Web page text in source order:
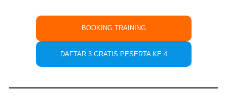
BOOKING TRAINING
DAFTAR 3 GRATIS PESERTA KE 4